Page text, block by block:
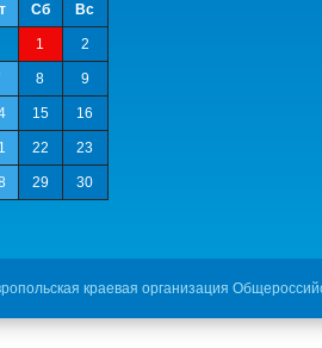
Сб Вс
1 2
8 9
15 16
22 23
29 30
краевая организация